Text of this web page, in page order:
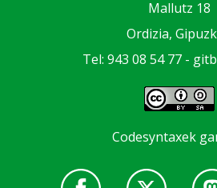
Mallutz 18
Ordizia,
Tel: 943 08 54 77 -
Codesyntaxek